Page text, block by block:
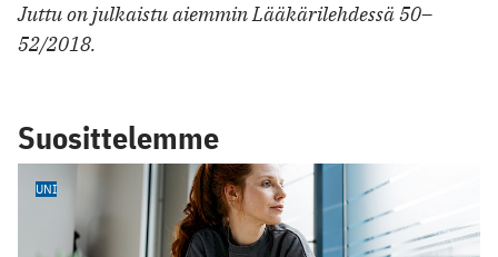
Juttu on julkaistu aiemmin Lääkärilehdessä 50–
52/2018.
Suosittelemme
UNI